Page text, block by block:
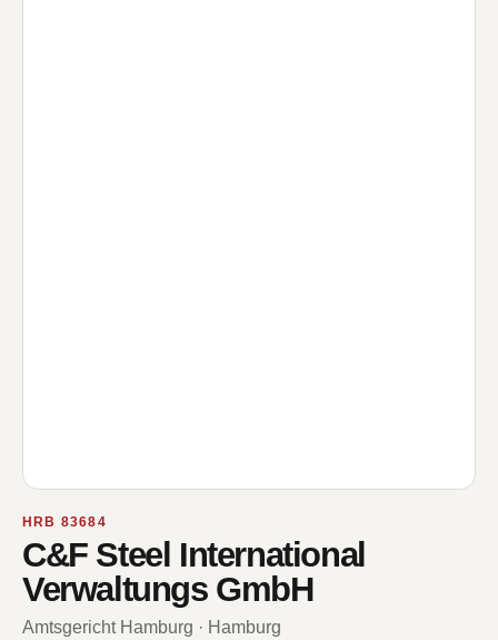
HRB 83684
C&F Steel International
Verwaltungs GmbH
Amtsgericht Hamburg · Hamburg